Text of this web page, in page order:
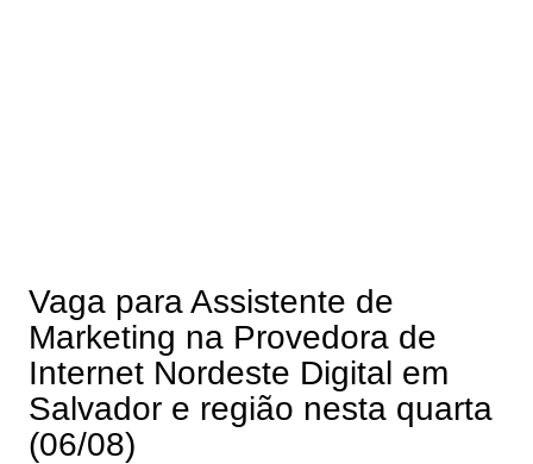
Vaga para Assistente de
Marketing na Provedora de
Internet Nordeste Digital em
Salvador e região nesta quarta
(06/08)